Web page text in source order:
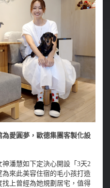
愛圓夢，歐德集團客製化設
潘慧如下定決心開設「3天2
來此美容住宿的毛小孩打造
上曾經為她規劃居宅，值得